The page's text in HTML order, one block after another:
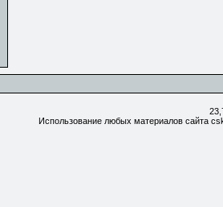
Использование любых материалов сайта